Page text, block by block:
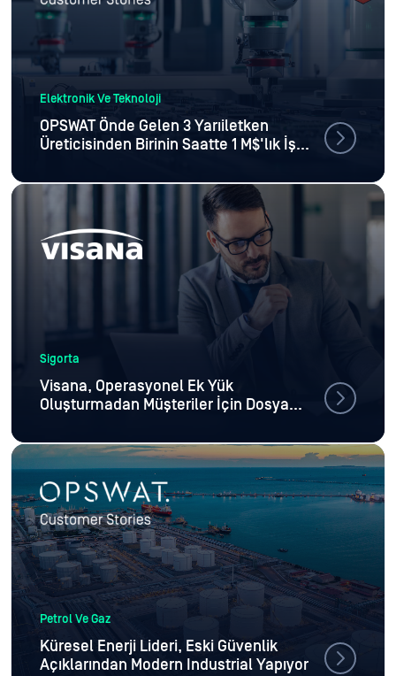
Elektronik Ve Teknoloji
OPSWAT Önde Gelen 3 Yarıiletken
Üreticisinden Birinin Saatte 1 M$'lık İş
Sigorta
Visana, Operasyonel Ek Yük
Oluşturmadan Müşteriler İçin Dosya
Petrol Ve Gaz
Küresel Enerji Lideri, Eski Güvenlik
Açıklarından Modern Industrial Yapıyor